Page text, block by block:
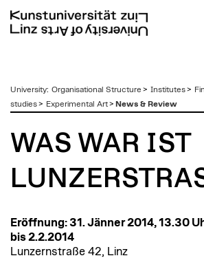
zum
Inhalt
University: Organisational Structure > Institutes>
studies> Experimental Art> News & Review
WAS WAR IST
Eröffnung: 31. Jänner 2014, 13.30
bis 2.2.2014
Lunzernstraße 42, Linz